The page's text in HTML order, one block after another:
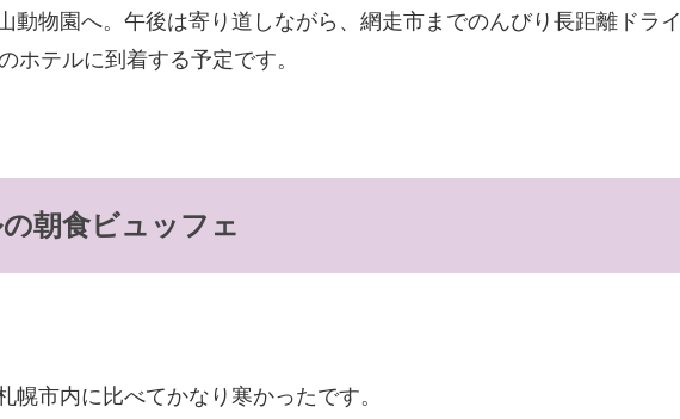
動物園へ。午後は寄り道しながら、網走市までのんびり長距離ドライ
ホテルに到着する予定です。
朝食ビュッフェ
幌市内に比べてかなり寒かったです。